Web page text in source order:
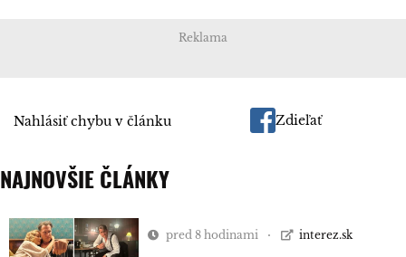
Reklama
Nahlásiť chybu v článku Zdieľať
NAJNOVŠIE ČLÁNKY
pred 8 hodinami interez.sk